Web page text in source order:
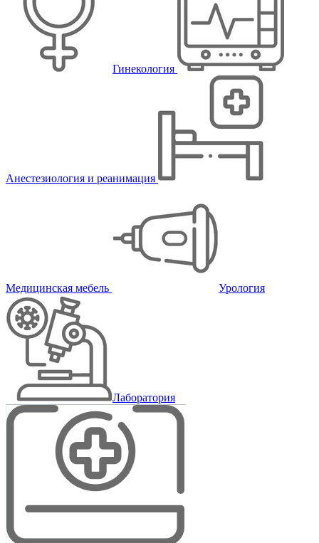
Гинекология
Анестезиология и реанимация
Медицинская мебель Урология
Лаборатория